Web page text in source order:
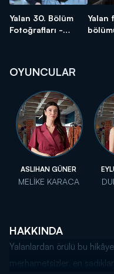
Yalan 30. Bölüm
Fotoğrafları -
Yalan
OYUNCULAR
ASLIHAN GÜNER
MELİKE KARACA
HAKKINDA
Yalanlardan örülü bu
merhametsizler, en